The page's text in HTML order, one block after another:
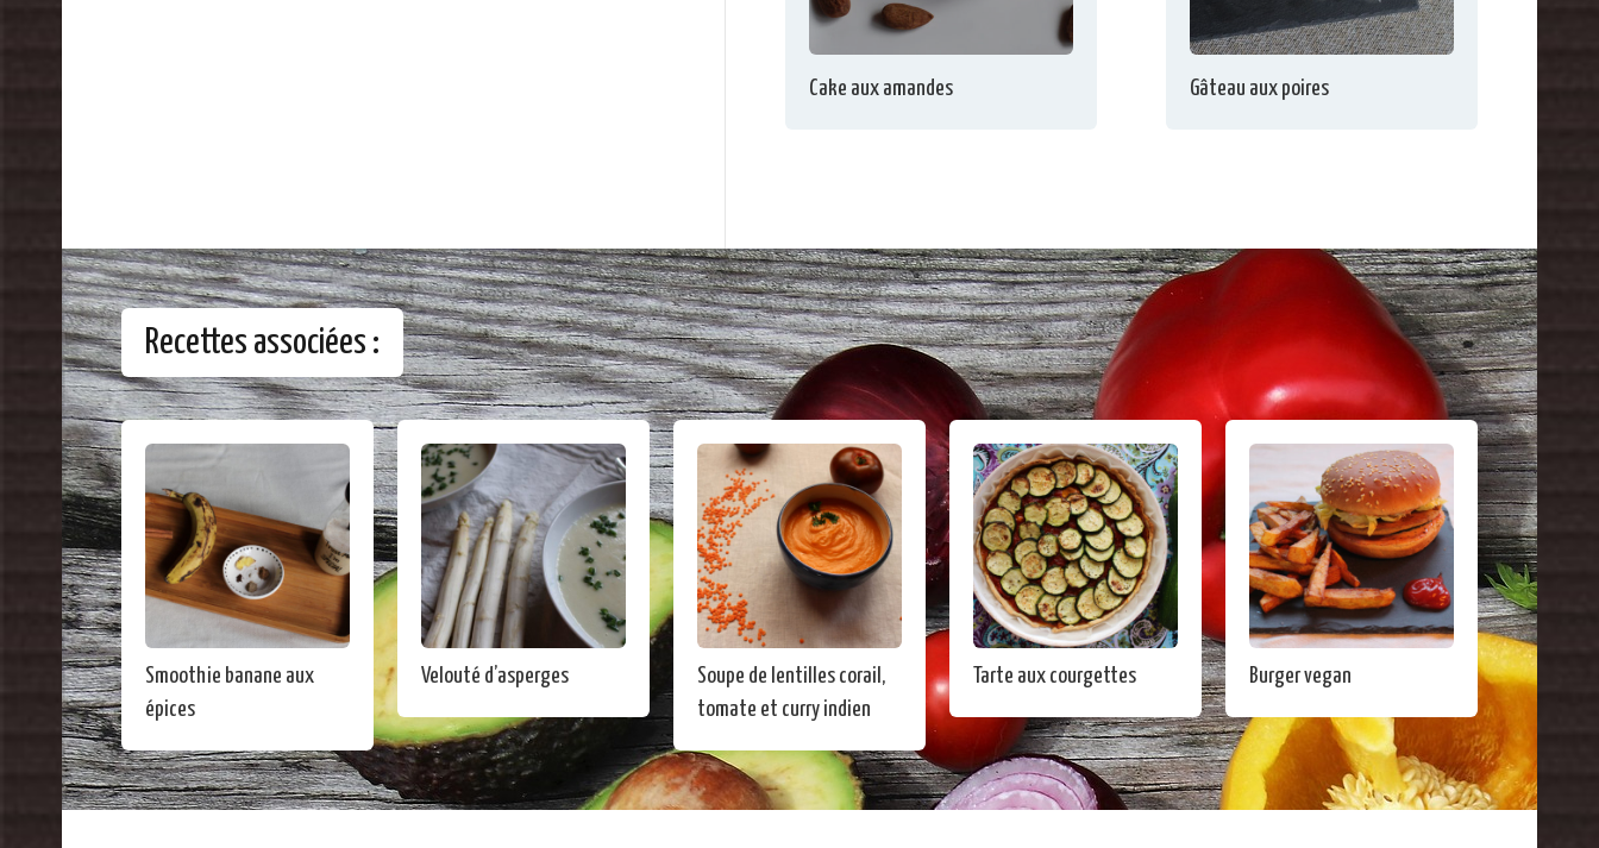
Cake aux amandes Gâteau aux poires
Recettes associées :
Smoothie banane aux
épices
Velouté d’asperges
Soupe de lentilles corail,
tomate et curry indien
Tarte aux courgettes Burger vegan